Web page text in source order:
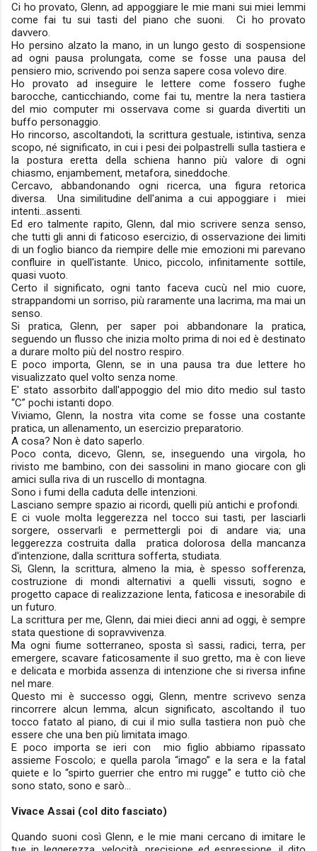
Ci ho provato, Glenn, ad appoggiare le mie mani sui miei lemmi
come fai tu sui tasti del piano che suoni. Ci ho provato
davvero.
Ho persino alzato la mano, in un lungo gesto di sospensione
ad ogni pausa prolungata, come se fosse una pausa del
pensiero mio, scrivendo poi senza sapere cosa volevo dire.
Ho provato ad inseguire le lettere come fossero fughe
barocche, canticchiando, come fai tu, mentre la nera tastiera
del mio computer mi osservava come si guarda divertiti un
buffo personaggio.
Ho rincorso, ascoltandoti, la scrittura gestuale, istintiva, senza
scopo, né significato, in cui i pesi dei polpastrelli sulla tastiera e
la postura eretta della schiena hanno più valore di ogni
chiasmo, enjambement, metafora, sineddoche.
Cercavo, abbandonando ogni ricerca, una figura retorica
diversa. Una similitudine dell'anima a cui appoggiare i miei
intenti...assenti.
Ed ero talmente rapito, Glenn, dal mio scrivere senza senso,
che tutti gli anni di faticoso esercizio, di osservazione dei limiti
di un foglio bianco da riempire delle mie emozioni mi parevano
confluire in quell'istante. Unico, piccolo, infinitamente sottile,
quasi vuoto.
Certo il significato, ogni tanto faceva cucù nel mio cuore,
strappandomi un sorriso, più raramente una lacrima, ma mai un
senso.
Si pratica, Glenn, per saper poi abbandonare la pratica,
seguendo un flusso che inizia molto prima di noi ed è destinato
a durare molto più del nostro respiro.
E poco importa, Glenn, se in una pausa tra due lettere ho
visualizzato quel volto senza nome.
E' stato assorbito dall'appoggio del mio dito medio sul tasto
“C” pochi istanti dopo.
Viviamo, Glenn, la nostra vita come se fosse una costante
pratica, un allenamento, un esercizio preparatorio.
A cosa? Non è dato saperlo.
Poco conta, dicevo, Glenn, se, inseguendo una virgola, ho
rivisto me bambino, con dei sassolini in mano giocare con gli
amici sulla riva di un ruscello di montagna.
Sono i fumi della caduta delle intenzioni.
Lasciano sempre spazio ai ricordi, quelli più antichi e profondi.
E ci vuole molta leggerezza nel tocco sui tasti, per lasciarli
sorgere, osservarli e permettergli poi di andare via; una
leggerezza costruita dalla pratica dolorosa della mancanza
d'intenzione, dalla scrittura sofferta, studiata.
Sì, Glenn, la scrittura, almeno la mia, è spesso sofferenza,
costruzione di mondi alternativi a quelli vissuti, sogno e
progetto capace di realizzazione lenta, faticosa e inesorabile di
un futuro.
La scrittura per me, Glenn, dai miei dieci anni ad oggi, è sempre
stata questione di sopravvivenza.
Ma ogni fiume sotterraneo, sposta sì sassi, radici, terra, per
emergere, scavare faticosamente il suo gretto, ma è con lieve
e delicata e morbida assenza di intenzione che si riversa infine
nel mare.
Questo mi è successo oggi, Glenn, mentre scrivevo senza
rincorrere alcun lemma, alcun significato, ascoltando il tuo
tocco fatato al piano, di cui il mio sulla tastiera non può che
essere che una ben più limitata imago.
E poco importa se ieri con mio figlio abbiamo ripassato
assieme Foscolo; e quella parola “imago” e la sera e la fatal
quiete e lo “spirto guerrier che entro mi rugge” e tutto ciò che
sono stato, sono e sarò...
Vivace Assai (col dito fasciato)
Quando suoni così Glenn, e le mie mani cercano di imitare le